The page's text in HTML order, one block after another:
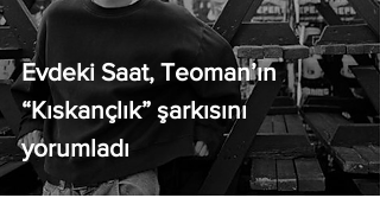
Evdeki Saat, Teoman’ın
“Kıskançlık” şarkısını
yorumladı